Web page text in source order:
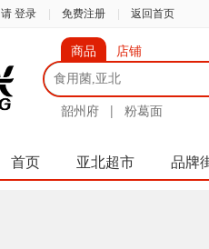
请 登录 免费注册 返回首页
商品 店铺
韶州府 | 粉葛面
首页 亚北超市 品牌